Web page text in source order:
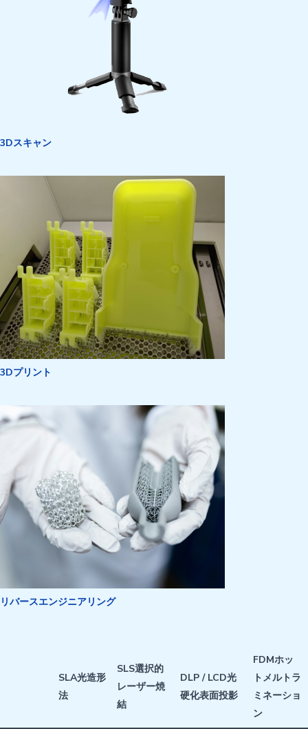
3Dスキャン
3Dプリント
リバースエンジニアリング
SLA光造形
法
SLS選択的
レーザー焼
結
DLP / LCD光
硬化表面投影
FDMホッ
トメルトラ
ミネーショ
ン